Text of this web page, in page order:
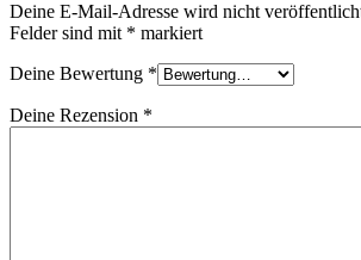
Deine E-Mail-Adresse wird nicht
Felder sind mit * markiert
Deine Bewertung *
Deine Rezension *